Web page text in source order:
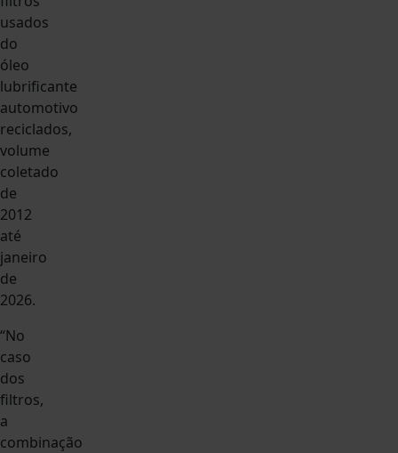
usados
do
óleo
lubrificante
automotivo
reciclados,
volume
coletado
de
2012
até
janeiro
de
2026.
“No
caso
dos
filtros,
a
combinação